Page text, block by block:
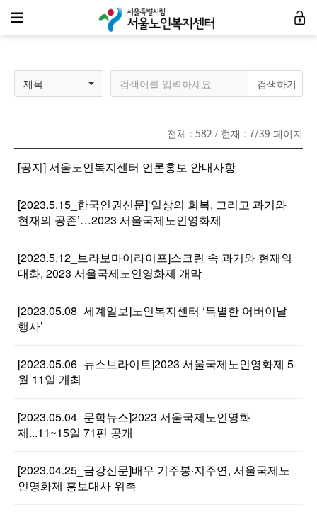
언론속센터
제목
전체 : 582 / 현재 : 7/39 페이지
[공지] 서울노인복지센터 언론홍보 안내사항
[2023.5.15_한국인권신문]‘일상의 회복, 그리고 과거와
현재의 공존’…2023 서울국제노인영화제
[2023.5.12_브라보마이라이프]스크린 속 과거와 현재의
대화, 2023 서울국제노인영화제 개막
[2023.05.08_세계일보]노인복지센터 ‘특별한 어버이날
행사’
[2023.05.06_뉴스브라이트]2023 서울국제노인영화제 5
월 11일 개최
[2023.05.04_문학뉴스]2023 서울국제노인영화
제...11~15일 71편 공개
[2023.04.25_금강신문]배우 기주봉·지주연, 서울국제노
인영화제 홍보대사 위촉